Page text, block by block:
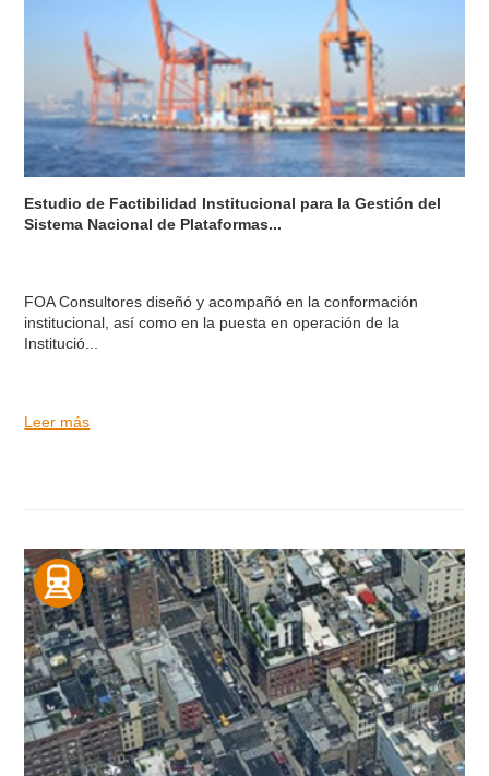
Estudio de Factibilidad Institucional para la Gestión del
Sistema Nacional de Plataformas...
FOA Consultores diseñó y acompañó en la conformación
institucional, así como en la puesta en operación de la
Institució...
Leer más